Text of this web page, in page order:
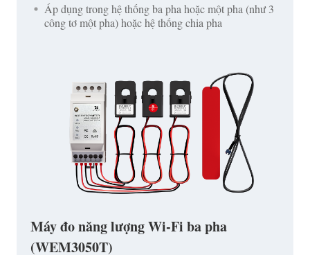
Áp dụng trong hệ thống ba pha hoặc một pha (như 3
công tơ một pha) hoặc hệ thống chia pha
Máy đo năng lượng Wi-Fi ba pha
(WEM3050T)